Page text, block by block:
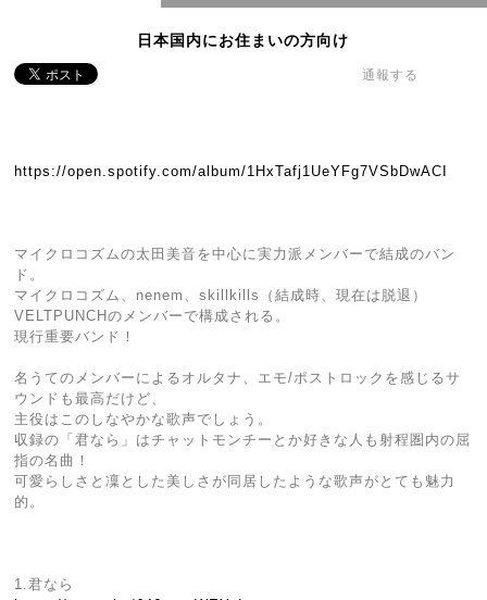
日本国内にお住まいの方向け
通報する
https://open.spotify.com/album/1HxTafj1UeYFg7VSbDwACI
マイクロコズムの太田美音を中心に実力派メンバーで結成のバン
ド。
マイクロコズム、nenem、skillkills（結成時、現在は脱退）
VELTPUNCHのメンバーで構成される。
現行重要バンド！
名うてのメンバーによるオルタナ、エモ/ポストロックを感じるサ
ウンドも最高だけど、
主役はこのしなやかな歌声でしょう。
収録の「君なら」はチャットモンチーとか好きな人も射程圏内の屈
指の名曲！
可愛らしさと凜とした美しさが同居したような歌声がとても魅力
的。
1.君なら